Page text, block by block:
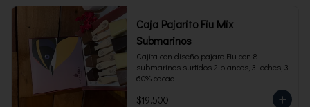
Caja Pajarito Fiu Mix
Submarinos
Cajita con diseño pajaro Fiu con 8
submarinos surtidos 2 blancos, 3 leches, 3
60% cacao.
$19.500